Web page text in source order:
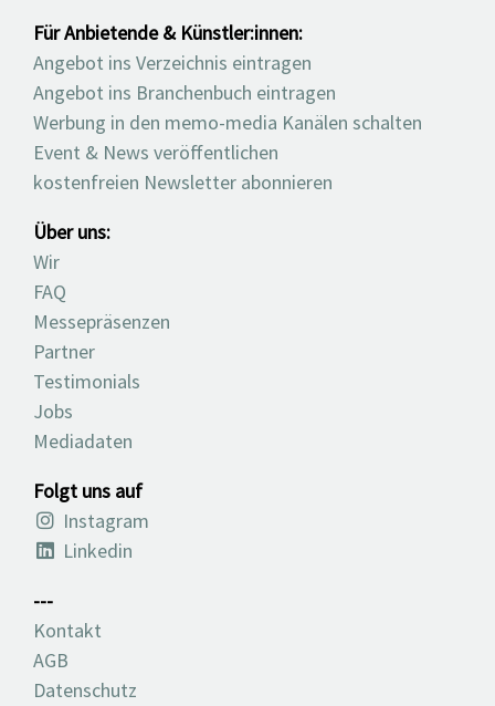
Für Anbietende & Künstler:innen:
Angebot ins Verzeichnis eintragen
Angebot ins Branchenbuch eintragen
Werbung in den memo-media Kanälen schalten
Event & News veröffentlichen
kostenfreien Newsletter abonnieren
Über uns:
Wir
FAQ
Messepräsenzen
Partner
Testimonials
Jobs
Mediadaten
Folgt uns auf
Instagram
Linkedin
---
Kontakt
AGB
Datenschutz